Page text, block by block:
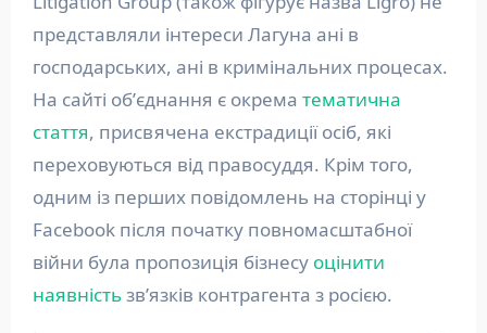
представляли інтереси Лагуна ані в
господарських, ані в кримінальних процесах.
На сайті обʼєднання є окрема тематична
стаття, присвячена екстрадиції осіб, які
переховуються від правосуддя. Крім того,
одним із перших повідомлень на сторінці у
Facebook після початку повномасштабної
війни була пропозиція бізнесу оцінити
наявністьзвʼязків контрагента з росією.